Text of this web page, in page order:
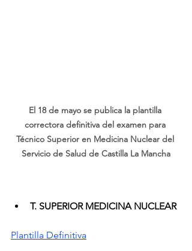
El 18 de mayo se publica la plantilla
correctora definitiva del examen para
Técnico Superior en Medicina Nuclear del
Servicio de Salud de Castilla La Mancha
T. SUPERIOR MEDICINA NUCLEAR
Plantilla Definitiva